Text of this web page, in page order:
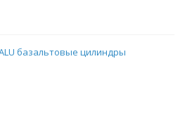
базальтовые цилиндры